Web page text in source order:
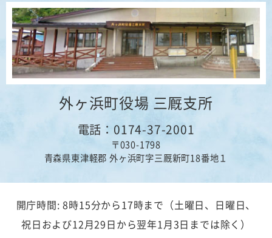
外ヶ浜町役場 三厩支所
電話：0174-37-2001
〒030-1798
青森県東津軽郡 外ヶ浜町字三厩新町18番地１
開庁時間: 8時15分から17時まで（土曜日、日曜日、
祝日および12月29日から翌年1月3日までは除く）